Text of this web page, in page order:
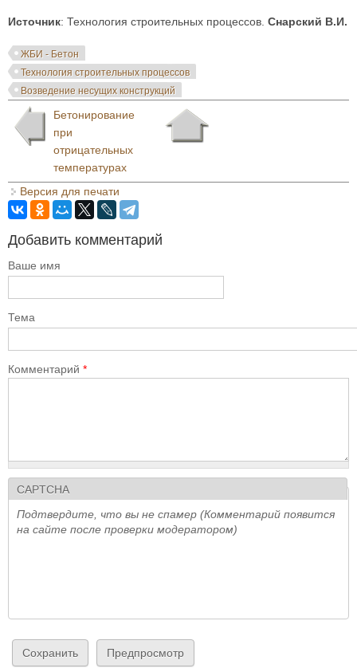
Источник: Технология строительных процессов. Снарский В.И.
ЖБИ - Бетон
Технология строительных процессов
Возведение несущих конструкций
Бетонирование
при
отрицательных
температурах
Версия для печати
Добавить комментарий
Ваше имя
Тема
Комментарий *
CAPTCHA
Подтвердите, что вы не спамер (Комментарий появится
на сайте после проверки модератором)